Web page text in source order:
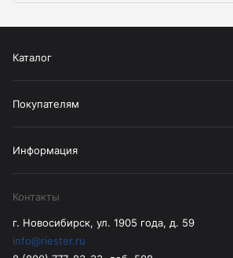
Каталог
Покупателям
Информация
Контакты
г. Новосибирск, ул. 1905 года, д. 59
info@riester.ru